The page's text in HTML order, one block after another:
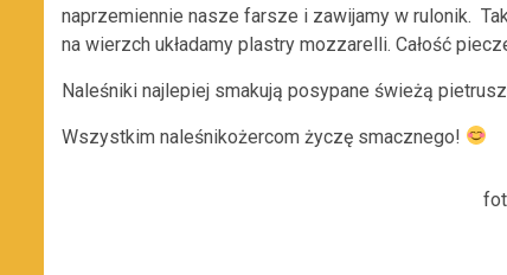
naprzemiennie nasze farsze i zawijamy w rulonik.
na wierzch układamy plastry mozzarelli. Całość
Naleśniki najlepiej smakują posypane świeżą
Wszystkim naleśnikożercom życzę smacznego!